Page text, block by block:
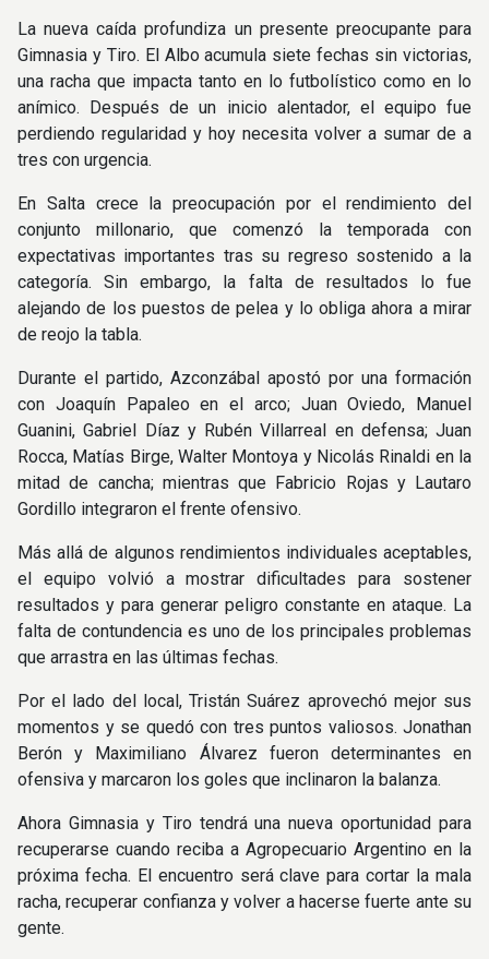
La nueva caída profundiza un presente preocupante para
Gimnasia y Tiro. El Albo acumula siete fechas sin victorias,
una racha que impacta tanto en lo futbolístico como en lo
anímico. Después de un inicio alentador, el equipo fue
perdiendo regularidad y hoy necesita volver a sumar de a
tres con urgencia.
En Salta crece la preocupación por el rendimiento del
conjunto millonario, que comenzó la temporada con
expectativas importantes tras su regreso sostenido a la
categoría. Sin embargo, la falta de resultados lo fue
alejando de los puestos de pelea y lo obliga ahora a mirar
de reojo la tabla.
Durante el partido, Azconzábal apostó por una formación
con Joaquín Papaleo en el arco; Juan Oviedo, Manuel
Guanini, Gabriel Díaz y Rubén Villarreal en defensa; Juan
Rocca, Matías Birge, Walter Montoya y Nicolás Rinaldi en la
mitad de cancha; mientras que Fabricio Rojas y Lautaro
Gordillo integraron el frente ofensivo.
Más allá de algunos rendimientos individuales aceptables,
el equipo volvió a mostrar dificultades para sostener
resultados y para generar peligro constante en ataque. La
falta de contundencia es uno de los principales problemas
que arrastra en las últimas fechas.
Por el lado del local, Tristán Suárez aprovechó mejor sus
momentos y se quedó con tres puntos valiosos. Jonathan
Berón y Maximiliano Álvarez fueron determinantes en
ofensiva y marcaron los goles que inclinaron la balanza.
Ahora Gimnasia y Tiro tendrá una nueva oportunidad para
recuperarse cuando reciba a Agropecuario Argentino en la
próxima fecha. El encuentro será clave para cortar la mala
racha, recuperar confianza y volver a hacerse fuerte ante su
gente.